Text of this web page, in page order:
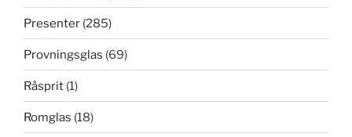
Presenter (285)
Provningsglas (69)
Råsprit (1)
Romglas (18)